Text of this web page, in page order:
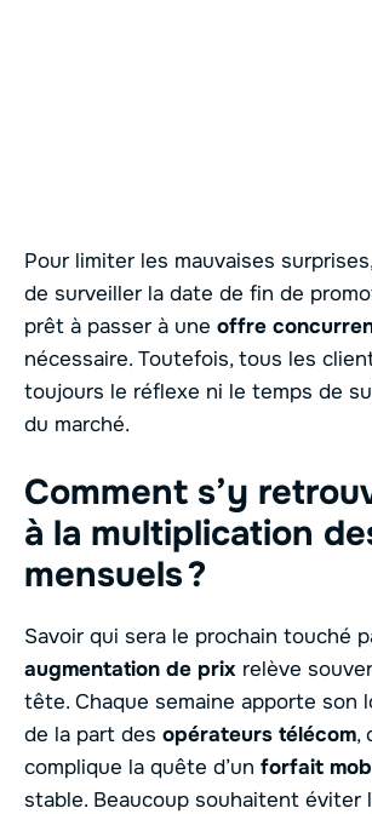
Pour limiter les mauvaises
de surveiller la date de fin de
prêt à passer à une offre
nécessaire. Toutefois, tous les
toujours le réflexe ni le temps de
du marché.
Comment s’y
à la multiplication
mensuels ?
Savoir qui sera le prochain touché
augmentation de prix relève
tête. Chaque semaine apporte son
de la part des opérateurs télécom,
complique la quête d’un forfait
stable. Beaucoup souhaitent éviter